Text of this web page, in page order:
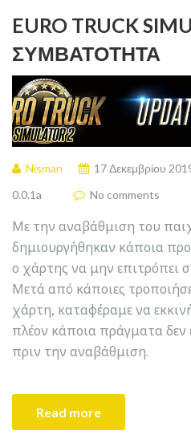
EURO TRUCK
ΣΥΜΒΑΤΌΤΗΤΑ
Nisman 17 Δεκεμβρίου
0.0.1a
No comments
Με την αναβάθμιση του
δημιουργήθηκαν κάποια
ο χάρτης να μην επιτρόπει
Μετά από κάποιες
χάρτη, καταφέραμε να
πλέον κάποια πράγματα
πριν την αναβάθμιση.
Read more